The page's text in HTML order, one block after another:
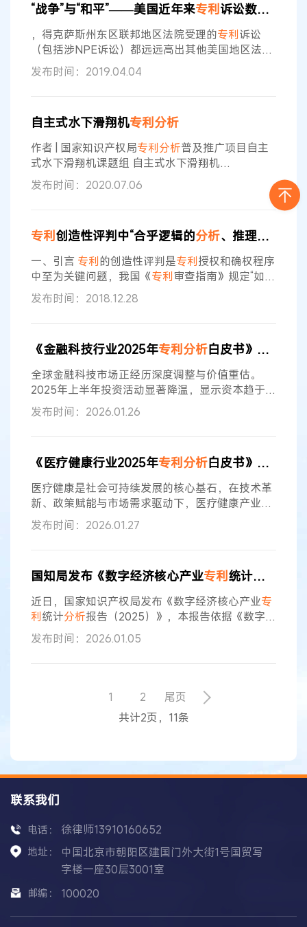
专利法第五条第一款排除其获得专利权的可能。 如
上文所述对法定货币与非法定货币的 分析可知，二
者的功能截然不同，法定货币在当前的法律框架内
发挥
“战争”与“和平”——美国近年来专利诉讼数据
，得克萨斯州东区联邦地区法院受理的专利诉讼
（包括涉NPE诉讼）都远远高出其他美国地区法
院，这主要是拜其快速的诉讼程序、倾向于
人的陪审团所赐。 图1 2012-2016年美国
讼结局分析在NPE的“诉讼—和解”模式的主宰下，
美国 专利诉讼也往往失焦于诉讼本身。在美国，一
起专利诉讼可能经历
发布时间：2019.04.04
自主式水下滑翔机专利分析
作者 | 国家知识产权局专利分析普及推广项目自主
式水下滑翔机课题组 自主式水下滑翔机
（Autonomous Underwater Glider，下称AUG）
是一种控制自身浮力的变化在海中上浮或者下潜的
同时进行滑翔运动的海洋工程装备。AUG在航行时
动的特性，能够极大地节约能源消耗，持续观测时
间一般长达几个月，续航能力可达上千公里，在海
洋参数监测、水下搜索
发布时间：2020.07.06
专利创造性评判中“合乎逻辑的分析、推理或者有限的试验”的适用
一、引言 专利的创造性评判是专利授权和确权程序
中至为关键问题，我国《专利审查指南》规定“如果
发明是所属领域技术人员在现有技术的基础上仅仅
通过合乎逻辑的分析、推理或者有限的试验可以得
似赋予了创造性评判者一定的自由裁量空间，容易
引发对于适用过程中是否融入评判者自身主观性因
素的忧虑，故为业内所关注。 那么
发布时间：2018.12.28
《金融科技行业2025年专利分析白皮书》全文发布
全球金融科技市场正经历深度调整与价值重估。
2025年上半年投资活动显著降温，显示资本趋于高
度谨慎与选择性。然而，人工智能、保险科技等解
决实际痛点的核心领域仍逆势获得关注。近日，知
请趋势、专利竞争格局、关键技术支撑与业务应用
场景展开多维度剖析，全面呈现金融科技行业当前
的创新竞争态势。 报告核心观点： 一
发布时间：2026.01.26
《医疗健康行业2025年专利分析白皮书》全文发布
医疗健康是社会可持续发展的核心基石，在技术革
新、政策赋能与市场需求驱动下，医疗健康产业正
经历深刻变革。人口老龄化与信息技术突破持续注
入增长动能，推动全球产业格局重构。近日，知识
势、专利竞争格局、关键技术支撑与业务应用场景
展开多维度剖析，全面呈现医疗健康行业当前的创
新竞争态势。 报告核心观点： 一、2019
发布时间：2026.01.27
国知局发布《数字经济核心产业专利统计分析
近日，国家知识产权局发布《数字经济核心产业专
利统计分析报告（2025）》，本报告依据《数字经
济核心产业分类与国际
（2023）》（国知办函规字〔2023〕203号），基
状况。 2024年，中国数字经济核心产业发明
授权量为50.0万件，同比增长23.1%，占中国发明
发布时间：2026.01.05
1 2
尾页
共计2页，11条
联系我们
电话： 徐律师13910160652
地址：
中国北京市朝阳区建国门外大街1号国贸写
字楼一座30层3001室
邮编： 100020